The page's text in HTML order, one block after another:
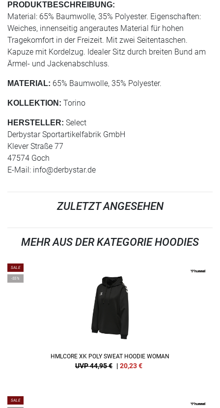
PRODUKTBESCHREIBUNG:
Material: 65% Baumwolle, 35% Polyester. Eigenschaften:
Weiches, innenseitig angerautes Material für hohen
Tragekomfort in der Freizeit. Mit zwei Seitentaschen.
Kapuze mit Kordelzug. Idealer Sitz durch breiten Bund am
Ärmel- und Jackenabschluss.
MATERIAL: 65% Baumwolle, 35% Polyester.
KOLLEKTION: Torino
HERSTELLER: Select
Derbystar Sportartikelfabrik GmbH
Klever Straße 77
47574 Goch
E-Mail: info@derbystar.de
ZULETZT ANGESEHEN
MEHR AUS DER KATEGORIE HOODIES
SALE
-55%
HMLCORE XK POLY SWEAT HOODIE WOMAN
UVP 44,95 € | 20,23€
SALE